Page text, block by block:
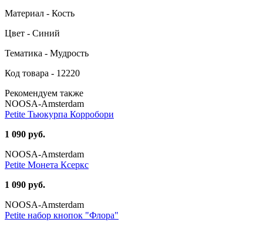
Материал - Кость
Цвет - Синий
Тематика - Мудрость
Код товара - 12220
Рекомендуем также
NOOSA-Amsterdam
Petite Тьюкурпа Корробори
1 090 руб.
NOOSA-Amsterdam
Petite Монета Ксеркс
1 090 руб.
NOOSA-Amsterdam
Petite набор кнопок "Флора"